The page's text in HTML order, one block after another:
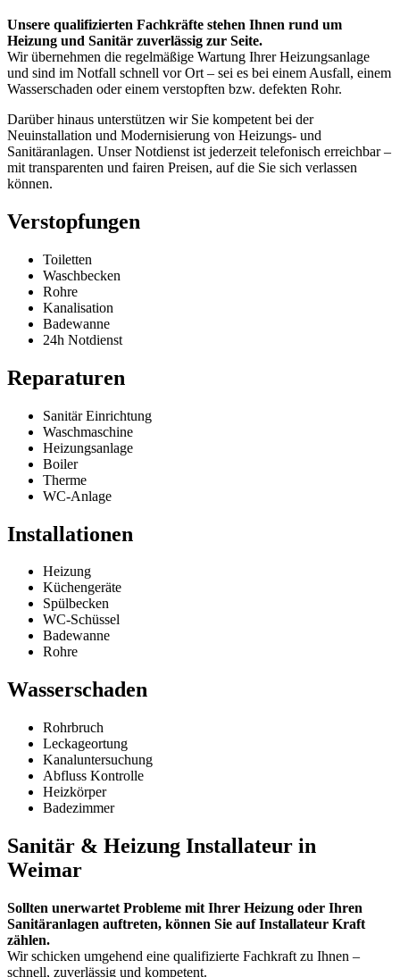
Unsere qualifizierten Fachkräfte stehen Ihnen rund um
Heizung und Sanitär zuverlässig zur Seite.
Wir übernehmen die regelmäßige Wartung Ihrer Heizungsanlage
und sind im Notfall schnell vor Ort – sei es bei einem Ausfall, einem
Wasserschaden oder einem verstopften bzw. defekten Rohr.
Darüber hinaus unterstützen wir Sie kompetent bei der
Neuinstallation und Modernisierung von Heizungs- und
Sanitäranlagen. Unser Notdienst ist jederzeit telefonisch erreichbar –
mit transparenten und fairen Preisen, auf die Sie sich verlassen
können.
Verstopfungen
Toiletten
Waschbecken
Rohre
Kanalisation
Badewanne
24h Notdienst
Reparaturen
Sanitär Einrichtung
Waschmaschine
Heizungsanlage
Boiler
Therme
WC-Anlage
Installationen
Heizung
Küchengeräte
Spülbecken
WC-Schüssel
Badewanne
Rohre
Wasserschaden
Rohrbruch
Leckageortung
Kanaluntersuchung
Abfluss Kontrolle
Heizkörper
Badezimmer
Sanitär & Heizung Installateur in
Weimar
Sollten unerwartet Probleme mit Ihrer Heizung oder Ihren
Sanitäranlagen auftreten, können Sie auf Installateur Kraft
zählen.
Wir schicken umgehend eine qualifizierte Fachkraft zu Ihnen –
schnell, zuverlässig und kompetent.